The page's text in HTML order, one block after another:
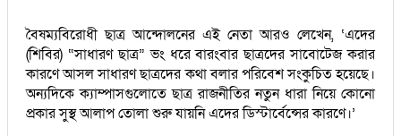
বৈষম্যবিরোধী ছাত্র আন্দোলনের এই নেতা আরও লেখেন, ‘এদের
(শিবির) “সাধারণ ছাত্র” ভং ধরে বারংবার ছাত্রদের সাবোটেজ করার
কারণে আসল সাধারণ ছাত্রদের কথা বলার পরিবেশ সংকুচিত হয়েছে।
অন্যদিকে ক্যাম্পাসগুলোতে ছাত্র রাজনীতির নতুন ধারা নিয়ে কোনো
প্রকার সুস্থ আলাপ তোলা শুরু যায়নি এদের ডিস্টার্বেন্সের কারণে।’